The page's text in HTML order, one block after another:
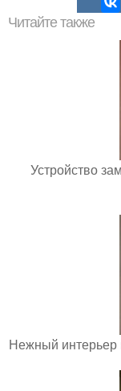
Читайте также
Устройство
Нежный